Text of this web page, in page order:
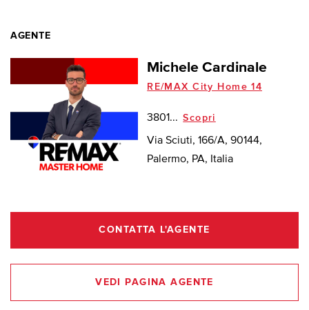
AGENTE
Michele Cardinale
RE/MAX City Home 14
3801... Scopri
Via Sciuti, 166/A, 90144,
Palermo, PA, Italia
CONTATTA L'AGENTE
VEDI PAGINA AGENTE